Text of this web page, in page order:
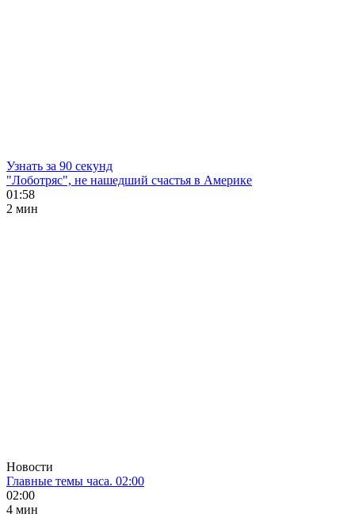
Узнать за 90 секунд
"Лоботряс", не нашедший счастья в Америке
01:58
2 мин
Новости
Главные темы часа. 02:00
02:00
4 мин